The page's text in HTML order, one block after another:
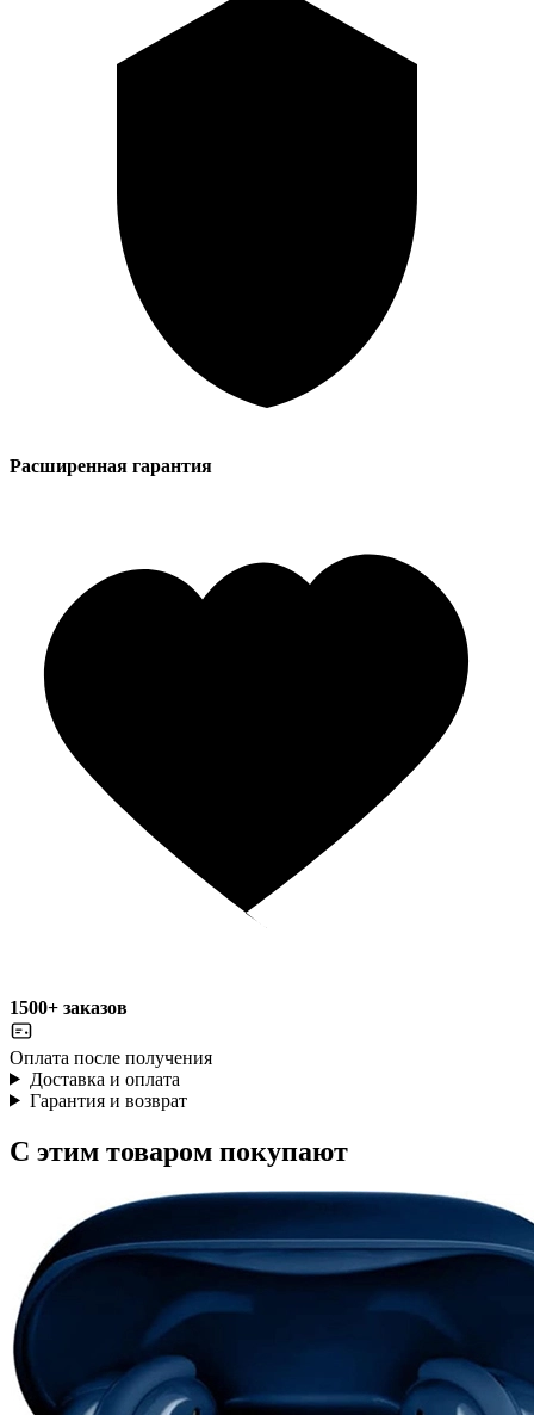
Расширенная гарантия
1500+ заказов
Оплата после получения
Доставка и оплата
Гарантия и возврат
С этим товаром покупают